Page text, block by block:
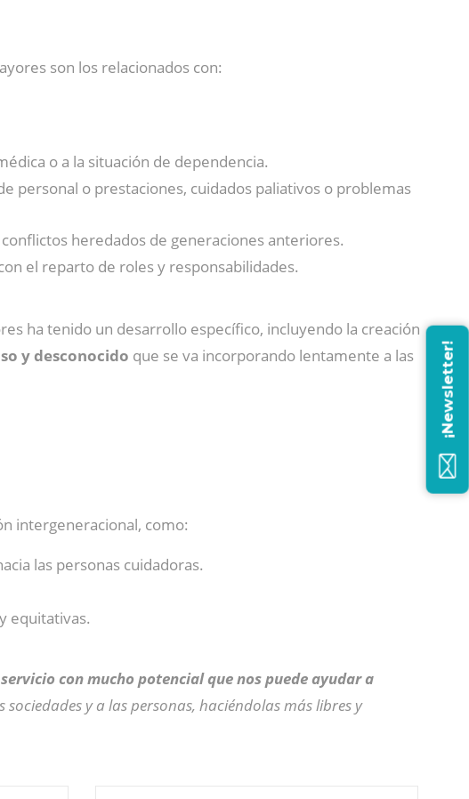
son los relacionados con:
o a la situación de dependencia.
personal o prestaciones, cuidados paliativos o problemas
heredados de generaciones anteriores.
el reparto de roles y responsabilidades.
ha tenido un desarrollo específico, incluyendo la creación
y desconocido que se va incorporando lentamente a las
intergeneracional, como:
las personas cuidadoras.
equitativas.
servicio con mucho potencial que nos puede ayudar a
y a las personas, haciéndolas más libres y
¡Newsletter!